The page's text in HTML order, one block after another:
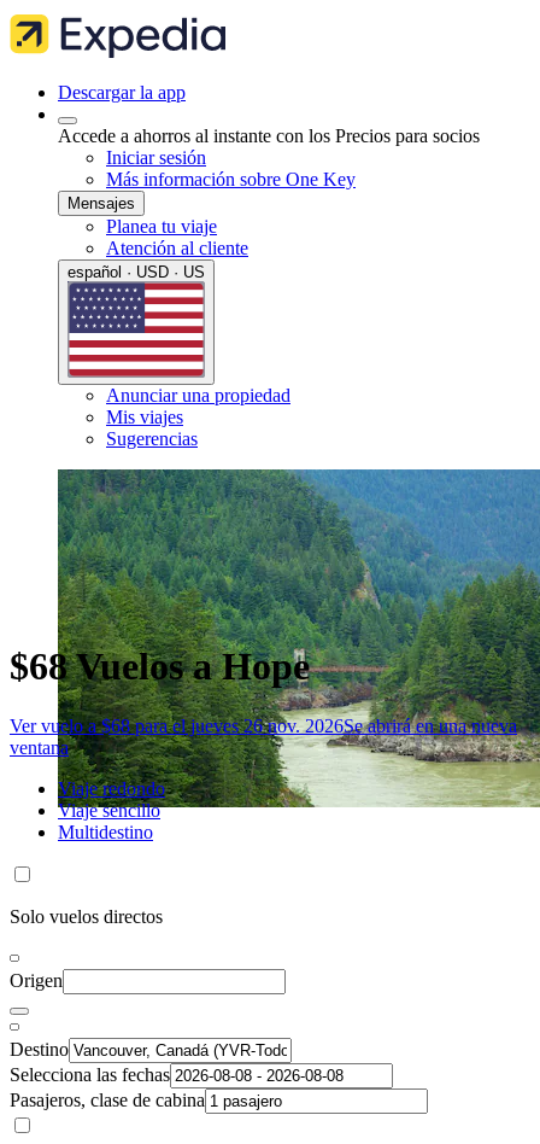
Descargar la app
Accede a ahorros al instante con los Precios para socios
Iniciar sesión
Más información sobre One Key
Mensajes
Planea tu viaje
Atención al cliente
español · USD · US
Anunciar una propiedad
Mis viajes
Sugerencias
$68 Vuelos a Hope
Ver vuelo a $68 para el jueves 26 nov. 2026Se abrirá en una nueva
ventana
Viaje redondo
Viaje sencillo
Multidestino
Solo vuelos directos
Origen
Destino
Selecciona las fechas
Pasajeros, clase de cabina